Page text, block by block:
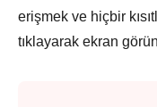
erişmek ve hiçbir
tıklayarak ekran